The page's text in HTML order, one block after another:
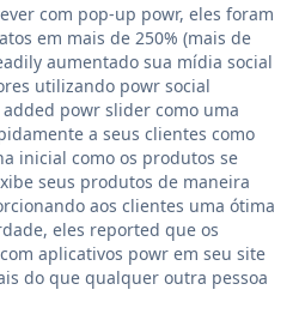
com pop-up powr, eles foram
em mais de 250% (mais de
aumentado sua mídia social
utilizando powr social
powr slider como uma
a seus clientes como
inicial como os produtos se
seus produtos de maneira
aos clientes uma ótima
eles reported que os
aplicativos powr em seu site
do que qualquer outra pessoa